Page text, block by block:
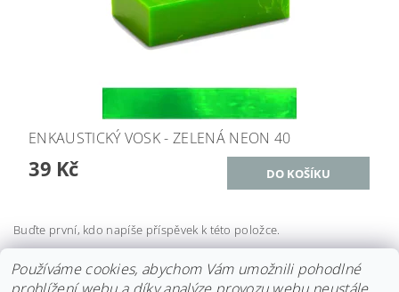
ENKAUSTICKÝ VOSK - ZELENÁ NEON 40
39 Kč
Buďte první, kdo napíše příspěvek k této položce.
Přidat komentář
Používáme cookies, abychom Vám umožnili pohodlné